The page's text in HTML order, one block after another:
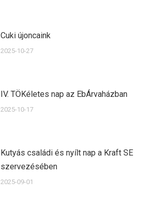
Cuki újoncaink
2025-10-27
IV. TÖKéletes nap az EbÁrvaházban
2025-10-17
Kutyás családi és nyílt nap a Kraft SE
szervezésében
2025-09-01